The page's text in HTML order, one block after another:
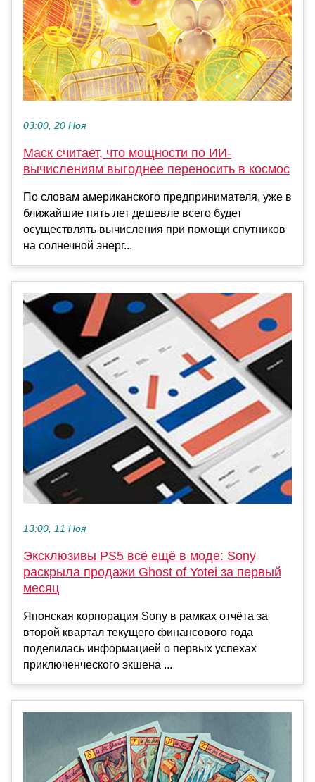
03:00, 20 Ноя
Маск считает, что мощности по ИИ-
вычислениям выгоднее переносить в космос
По словам американского предпринимателя, уже в
ближайшие пять лет дешевле всего будет
осуществлять вычисления при помощи спутников
на солнечной энерг...
13:00, 11 Ноя
Эксклюзивы PS5 всё ещё в моде: Sony
раскрыла продажи Ghost of Yotei за первый
месяц
Японская корпорация Sony в рамках отчёта за
второй квартал текущего финансового года
поделилась информацией о первых успехах
приключенческого экшена ...